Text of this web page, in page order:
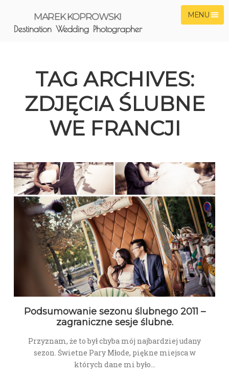
MENU
MAREK KOPROWSKI
Destination Wedding Photographer
TAG ARCHIVES:
ZDJĘCIA ŚLUBNE
WE FRANCJI
Podsumowanie sezonu ślubnego 2011 –
zagraniczne sesje ślubne.
Przyznam, że to był chyba mój najbardziej udany
sezon. Świetne Pary Młode, piękne miejsca w
których dane mi było…